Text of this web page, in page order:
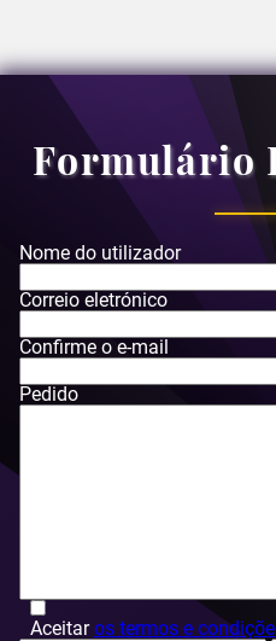
Formulário
Nome do utilizador
Correio eletrónico
Confirme o e-mail
Pedido
Aceitaros termos e